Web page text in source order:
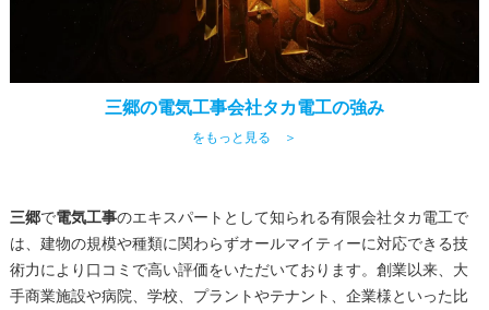
三郷の電気工事会社タカ電工の強み
をもっと見る ＞
三郷で電気工事のエキスパートとして知られる有限会社タカ電工で
は、建物の規模や種類に関わらずオールマイティーに対応できる技
術力により口コミで高い評価をいただいております。創業以来、大
手商業施設や病院、学校、プラントやテナント、企業様といった比